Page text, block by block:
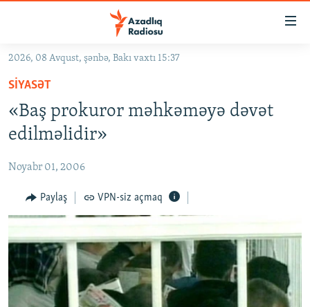
Əsas
qayıt
Əsas
naviqasiyaya
qayıt
Axtarışa
GÜNDƏM
KORRUPSIOMETR
FƏRQƏ BAX
QANUNI DOĞRU
ARAŞDIRMA
MULTIMEDIA
VIDEO
FOTOQALEREYA
RADIO ARXIV
OXU ZALI
HAQQIMIZDA
2026, 08 Avqust, şənbə, Bakı vaxtı 15:37
SIYASƏT
«Baş prokuror məhkəməyə dəvət
edilməlidir»
Noyabr 01, 2006
Paylaş VPN-siz açmaq